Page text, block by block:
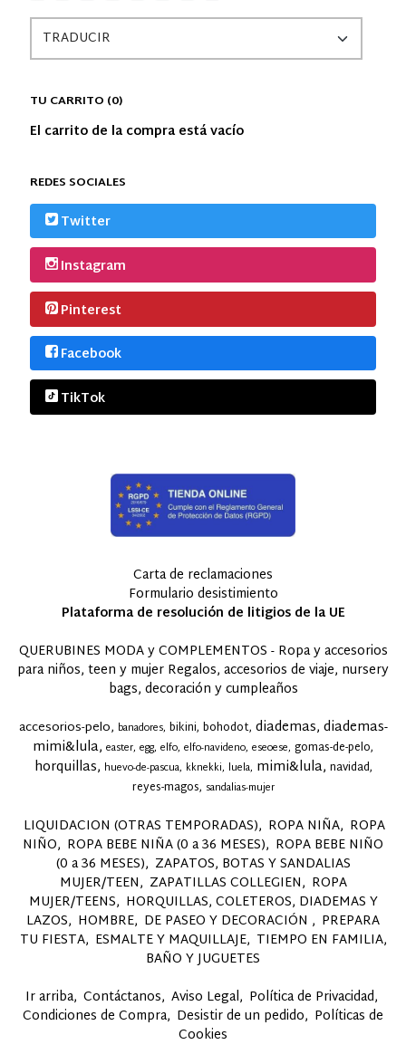
TU CARRITO (0)
El carrito de la compra está vacío
REDES SOCIALES
Twitter
Instagram
Pinterest
Facebook
TikTok
Carta de reclamaciones
Formulario desistimiento
Plataforma de resolución de litigios de la UE
QUERUBINES MODA y COMPLEMENTOS - Ropa y accesorios
para niños, teen y mujer Regalos, accesorios de viaje, nursery
bags, decoración y cumpleaños
accesorios-pelo banadores bikini bohodot diademas diademas-
mimi&lula easter egg elfo elfo-navideno eseoese gomas-de-pelo
horquillas huevo-de-pascua kknekki luela mimi&lula navidad
reyes-magos sandalias-mujer
LIQUIDACION (OTRAS TEMPORADAS) ROPA NIÑA ROPA
NIÑO ROPA BEBE NIÑA (0 a 36 MESES) ROPA BEBE NIÑO
(0 a 36 MESES) ZAPATOS, BOTAS Y SANDALIAS
MUJER/TEEN ZAPATILLAS COLLEGIEN ROPA
MUJER/TEENS HORQUILLAS, COLETEROS, DIADEMAS Y
LAZOS HOMBRE DE PASEO Y DECORACIÓN
PREPARA
TU FIESTA ESMALTE Y MAQUILLAJE TIEMPO EN FAMILIA,
BAÑO Y JUGUETES
Ir arriba Contáctanos Aviso Legal Política de Privacidad
Condiciones de Compra Desistir de un pedido Políticas de
Cookies